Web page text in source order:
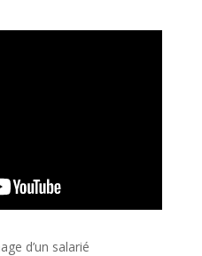
d’un salarié